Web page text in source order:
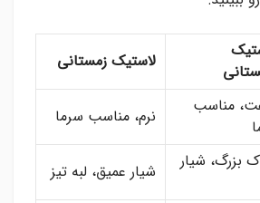
لاستیک زمستانی
مناسب
نرم، مناسب سرما
بزرگ، شیار
شیار عمیق، لبه تیز